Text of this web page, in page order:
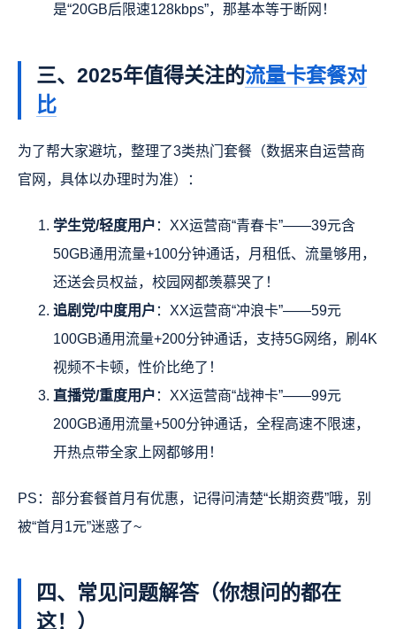
是“20GB后限速128kbps”，那基本等于断网！
三、2025年值得关注的流量卡套餐对
比
为了帮大家避坑，整理了3类热门套餐（数据来自运营商
官网，具体以办理时为准）：
学生党/轻度用户 ：XX运营商“青春卡”——39元含
50GB通用流量+100分钟通话，月租低、流量够用，
还送会员权益，校园网都羡慕哭了！
追剧党/中度用户 ：XX运营商“冲浪卡”——59元
100GB通用流量+200分钟通话，支持5G网络，刷4K
视频不卡顿，性价比绝了！
直播党/重度用户 ：XX运营商“战神卡”——99元
200GB通用流量+500分钟通话，全程高速不限速，
开热点带全家上网都够用！
PS：部分套餐首月有优惠，记得问清楚“长期资费”哦，别
被“首月1元”迷惑了~
四、常见问题解答（你想问的都在
这！）